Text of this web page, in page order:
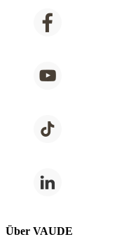
Über VAUDE